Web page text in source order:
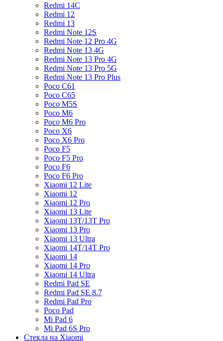
Redmi 14C
Redmi 12
Redmi 13
Redmi Note 12S
Redmi Note 12 Pro 4G
Redmi Note 13 4G
Redmi Note 13 Pro 4G
Redmi Note 13 Pro 5G
Redmi Note 13 Pro Plus
Poco C61
Poco C65
Poco M5S
Poco M6
Poco M6 Pro
Poco X6
Poco X6 Pro
Poco F5
Poco F5 Pro
Poco F6
Poco F6 Pro
Xiaomi 12 Lite
Xiaomi 12
Xiaomi 12 Pro
Xiaomi 13 Lite
Xiaomi 13T/13T Pro
Xiaomi 13 Pro
Xiaomi 13 Ultra
Xiaomi 14T/14T Pro
Xiaomi 14
Xiaomi 14 Pro
Xiaomi 14 Ultra
Redmi Pad SE
Redmi Pad SE 8.7
Redmi Pad Pro
Poco Pad
Mi Pad 6
Mi Pad 6S Pro
Стекла на Xiaomi